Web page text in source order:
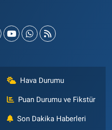
Hava Durumu
Puan Durumu ve Fikstür
Son Dakika Haberleri